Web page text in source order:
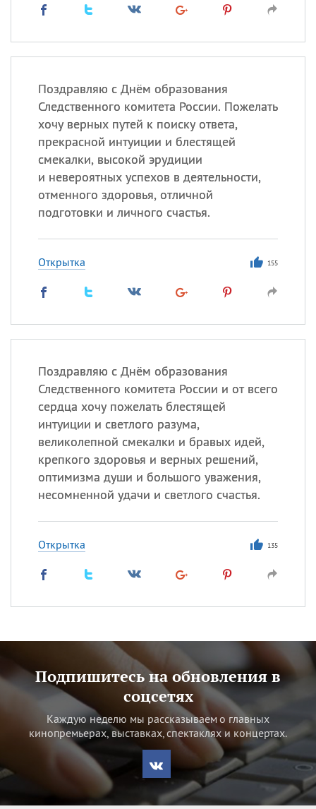
Поздравляю с Днём образования
Следственного комитета России. Пожелать
хочу верных путей к поиску ответа,
прекрасной интуиции и блестящей
смекалки, высокой эрудиции
и невероятных успехов в деятельности,
отменного здоровья, отличной
подготовки и личного счастья.
Открытка 155
Поздравляю с Днём образования
Следственного комитета России и от всего
сердца хочу пожелать блестящей
интуиции и светлого разума,
великолепной смекалки и бравых идей,
крепкого здоровья и верных решений,
оптимизма души и большого уважения,
несомненной удачи и светлого счастья.
Открытка 135
Подпишитесь на обновления в
соцсетях
Каждую неделю мы рассказываем о главных
кинопремьерах, выставках, спектаклях и концертах.